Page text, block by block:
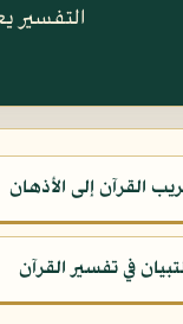
التفسير يعرض
القرآن إلى الأذهان
في تفسير القرآن